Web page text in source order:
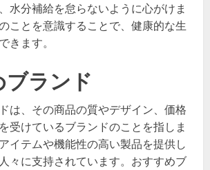
水分補給を怠らないように心がけま
ことを意識することで、健康的な生
きます。
ランド
は、その商品の質やデザイン、価格
受けているブランドのことを指しま
イテムや機能性の高い製品を提供し
々に支持されています。おすすめブ